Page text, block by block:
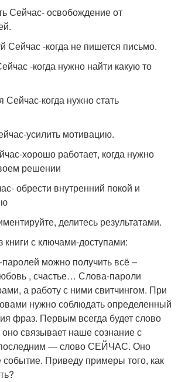
Сейчас- освобождение от
Сейчас -когда не пишется письмо.
-когда нужно найти какую то
когда нужно стать
усилить мотивацию.
хорошо работает, когда нужно
решении
обрести внутренний покой и
делитесь результатами.
книги с ключами-доступами:
можно получить всё –
, счастье… Слова-пароли
а работу с ними свитчингом. При
нужно соблюдать определенный
фраз. Первым всегда будет слово
связывает наше сознание с
— слово СЕЙЧАС. Оно
Приведу примеры того, как